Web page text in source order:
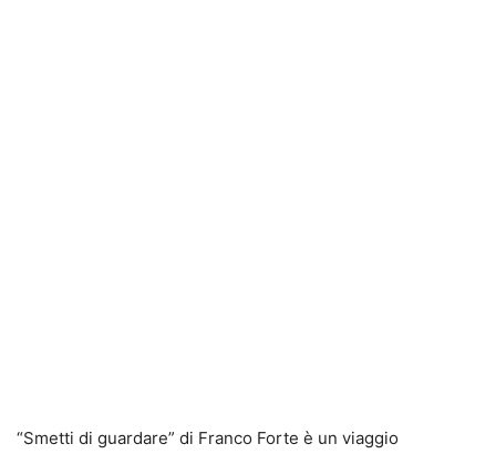
“Smetti di guardare” di Franco Forte è un viaggio